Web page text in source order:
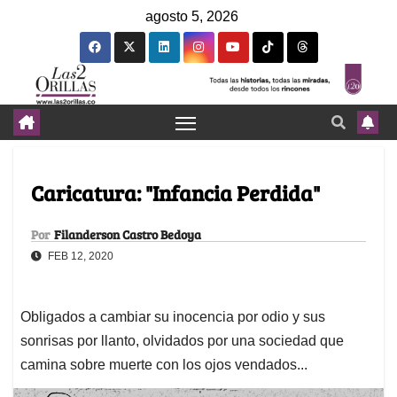
agosto 5, 2026
Caricatura: "Infancia Perdida"
Por Filanderson Castro Bedoya
FEB 12, 2020
Obligados a cambiar su inocencia por odio y sus
sonrisas por llanto, olvidados por una sociedad que
camina sobre muerte con los ojos vendados...